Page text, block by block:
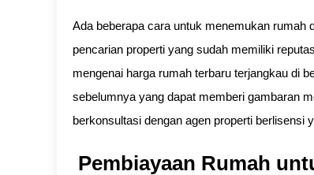
Ada beberapa cara untuk menemukan rumah
pencarian properti yang sudah memiliki
mengenai harga rumah terbaru terjangkau di
sebelumnya yang dapat memberi gambaran
berkonsultasi dengan agen properti berlisensi
Pembiayaan Rumah